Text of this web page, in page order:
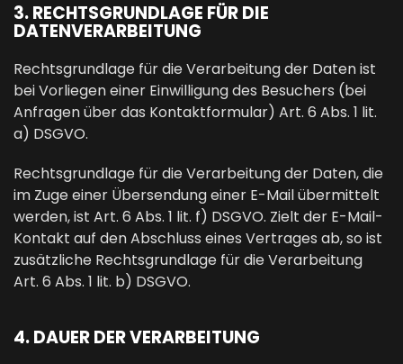
3. RECHTSGRUNDLAGE FÜR DIE
DATENVERARBEITUNG
Rechtsgrundlage für die Verarbeitung der Daten ist
bei Vorliegen einer Einwilligung des Besuchers (bei
Anfragen über das Kontaktformular) Art. 6 Abs. 1 lit.
a) DSGVO.
Rechtsgrundlage für die Verarbeitung der Daten, die
im Zuge einer Übersendung einer E-Mail übermittelt
werden, ist Art. 6 Abs. 1 lit. f) DSGVO. Zielt der E-Mail-
Kontakt auf den Abschluss eines Vertrages ab, so ist
zusätzliche Rechtsgrundlage für die Verarbeitung
Art. 6 Abs. 1 lit. b) DSGVO.
4. DAUER DER VERARBEITUNG